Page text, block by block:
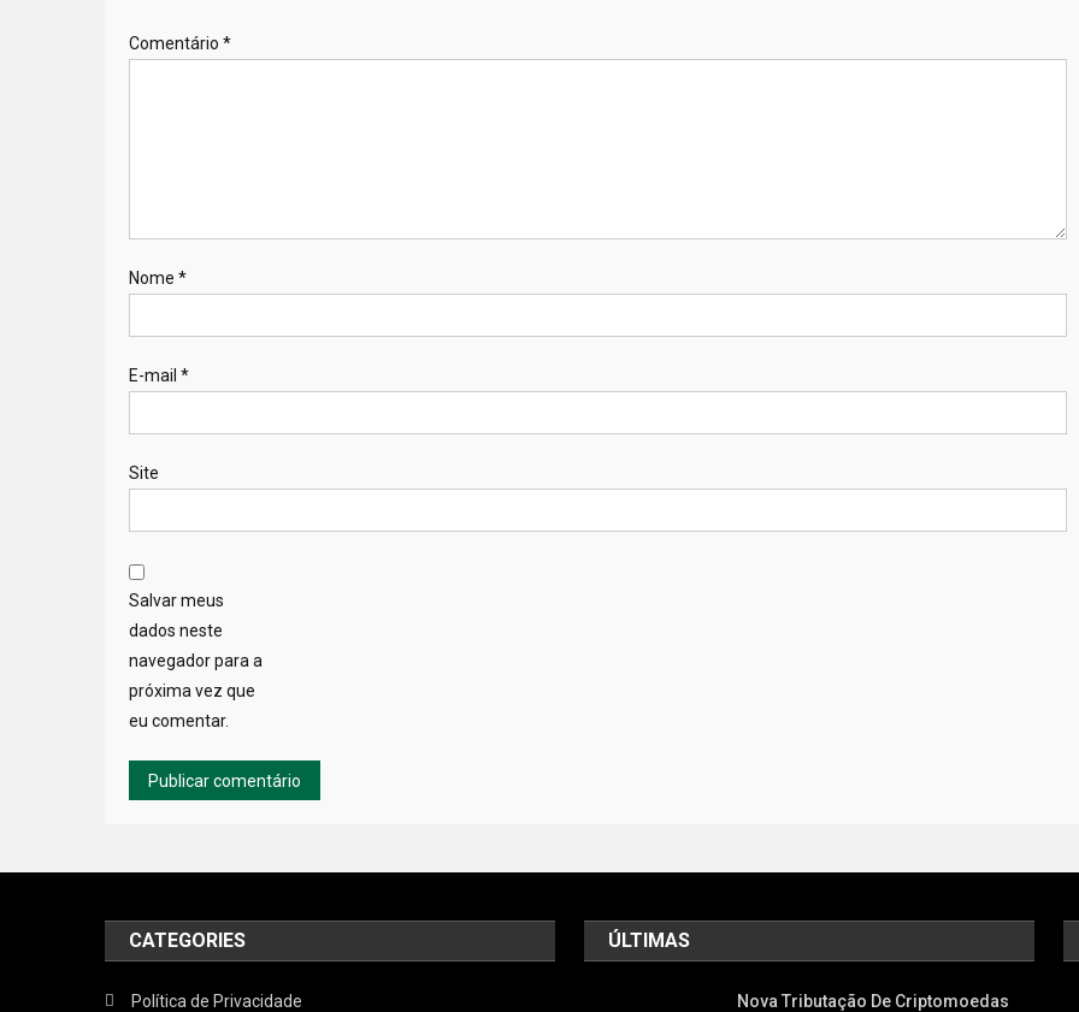
Comentário *
Nome *
E-mail *
Site
Salvar meus
dados neste
navegador para a
próxima vez que
eu comentar.
CATEGORIES
Política de Privacidade
ÚLTIMAS
Nova Tributação De Criptomoedas